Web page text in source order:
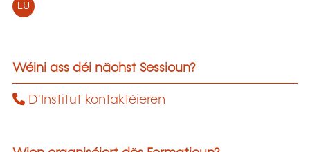
LU
Wéini ass déi nächst Sessioun?
D'Institut kontaktéieren